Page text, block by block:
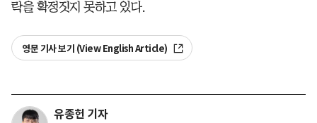
락을 확정짓지 못하고 있다.
영문 기사 보기 (View English Article)
유종헌 기자